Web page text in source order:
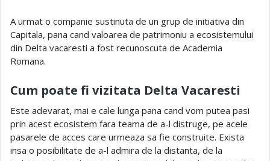
A urmat o companie sustinuta de un grup de initiativa din
Capitala, pana cand valoarea de patrimoniu a ecosistemului
din Delta vacaresti a fost recunoscuta de Academia
Romana.
Cum poate fi vizitata Delta Vacaresti
Este adevarat, mai e cale lunga pana cand vom putea pasi
prin acest ecosistem fara teama de a-l distruge, pe acele
pasarele de acces care urmeaza sa fie construite. Exista
insa o posibilitate de a-l admira de la distanta, de la